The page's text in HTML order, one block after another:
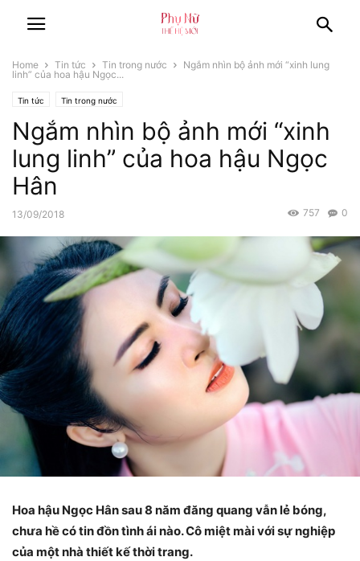
Home Tin tức Tin trong nước
Ngắm nhìn bộ ảnh mới “xinh lung
linh” của hoa hậu Ngọc...
Tin tức Tin trong nước
Ngắm nhìn bộ ảnh mới “xinh
lung linh” của hoa hậu Ngọc
Hân
13/09/2018 0
757
Hoa hậu Ngọc Hân sau 8 năm đăng quang vẫn lẻ bóng,
chưa hề có tin đồn tình ái nào. Cô miệt mài với sự nghiệp
của một nhà thiết kế thời trang.